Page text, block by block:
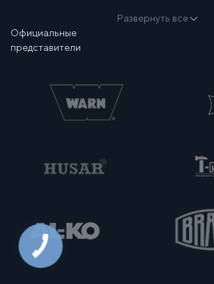
Развернуть все
Официальные
представители